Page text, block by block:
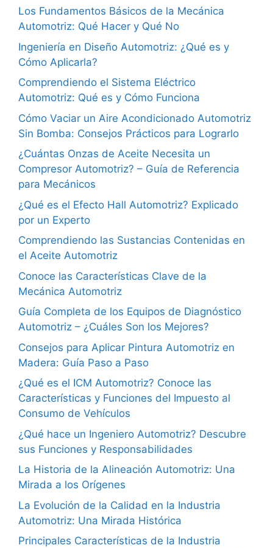
Los Fundamentos Básicos de la Mecánica
Automotriz: Qué Hacer y Qué No
Ingeniería en Diseño Automotriz: ¿Qué es y
Cómo Aplicarla?
Comprendiendo el Sistema Eléctrico
Automotriz: Qué es y Cómo Funciona
Cómo Vaciar un Aire Acondicionado Automotriz
Sin Bomba: Consejos Prácticos para Lograrlo
¿Cuántas Onzas de Aceite Necesita un
Compresor Automotriz? – Guía de Referencia
para Mecánicos
¿Qué es el Efecto Hall Automotriz? Explicado
por un Experto
Comprendiendo las Sustancias Contenidas en
el Aceite Automotriz
Conoce las Características Clave de la
Mecánica Automotriz
Guía Completa de los Equipos de Diagnóstico
Automotriz – ¿Cuáles Son los Mejores?
Consejos para Aplicar Pintura Automotriz en
Madera: Guía Paso a Paso
¿Qué es el ICM Automotriz? Conoce las
Características y Funciones del Impuesto al
Consumo de Vehículos
¿Qué hace un Ingeniero Automotriz? Descubre
sus Funciones y Responsabilidades
La Historia de la Alineación Automotriz: Una
Mirada a los Orígenes
La Evolución de la Calidad en la Industria
Automotriz: Una Mirada Histórica
Principales Características de la Industria